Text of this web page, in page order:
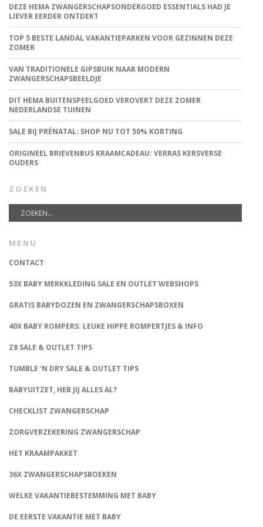
DEZE HEMA ZWANGERSCHAPSONDERGOED ESSENTIALS HAD JE
LIEVER EERDER ONTDEKT
TOP 5 BESTE LANDAL VAKANTIEPARKEN VOOR GEZINNEN DEZE
ZOMER
VAN TRADITIONELE GIPSBUIK NAAR MODERN
ZWANGERSCHAPSBEELDJE
DIT HEMA BUITENSPEELGOED VEROVERT DEZE ZOMER
NEDERLANDSE TUINEN
SALE BIJ PRÉNATAL: SHOP NU TOT 50% KORTING
ORIGINEEL BRIEVENBUS KRAAMCADEAU: VERRAS KERSVERSE
OUDERS
ZOEKEN
MENU
CONTACT
53X BABY MERKKLEDING SALE EN OUTLET WEBSHOPS
GRATIS BABYDOZEN EN ZWANGERSCHAPSBOXEN
40X BABY ROMPERS: LEUKE HIPPE ROMPERTJES & INFO
Z8 SALE & OUTLET TIPS
TUMBLE ‘N DRY SALE & OUTLET TIPS
BABYUITZET, HEB JIJ ALLES AL?
CHECKLIST ZWANGERSCHAP
ZORGVERZEKERING ZWANGERSCHAP
HET KRAAMPAKKET
36X ZWANGERSCHAPSBOEKEN
WELKE VAKANTIEBESTEMMING MET BABY
DE EERSTE VAKANTIE MET BABY